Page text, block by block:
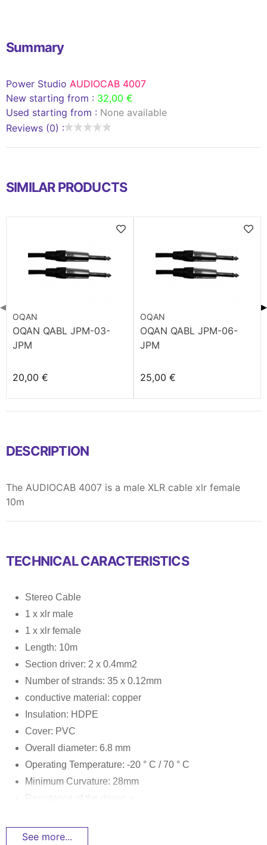
Summary
Power Studio AUDIOCAB 4007
New starting from : 32,00 €
Used starting from : None available
Reviews (0) :
SIMILAR PRODUCTS
OQAN
OQAN QABL JPM-03-
JPM
20,00 €
OQAN
OQAN QABL JPM-06-
JPM
25,00 €
◀ ▶
DESCRIPTION
The AUDIOCAB 4007 is a male XLR cable xlr female
10m
TECHNICAL CARACTERISTICS
Stereo Cable
1 x xlr male
1 x xlr female
Length: 10m
Section driver: 2 x 0.4mm2
Number of strands: 35 x 0.12mm
conductive material: copper
Insulation: HDPE
Cover: PVC
Overall diameter: 6.8 mm
Operating Temperature: -20 ° C / 70 ° C
Minimum Curvature: 28mm
Resistance of the driver: <...
See more...